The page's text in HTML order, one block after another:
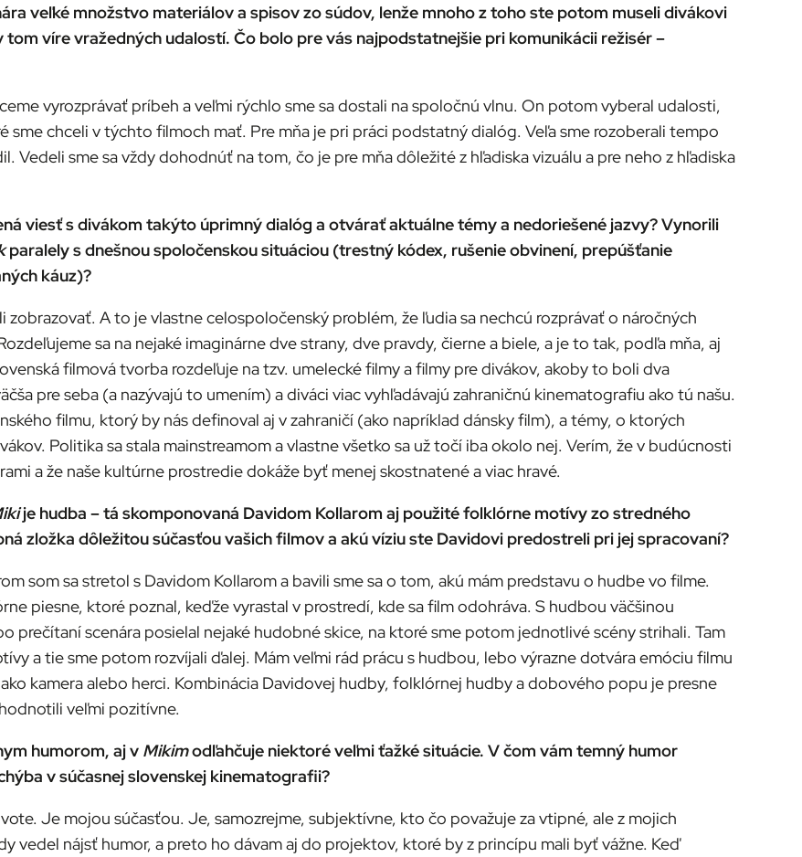
veľké množstvo materiálov a spisov zo súdov, lenže mnoho z toho ste potom museli divákovi
víre vražedných udalostí. Čo bolo pre vás najpodstatnejšie pri komunikácii režisér –
vyrozprávať príbeh a veľmi rýchlo sme sa dostali na spoločnú vlnu. On potom vyberal udalosti,
sme chceli v týchto filmoch mať. Pre mňa je pri práci podstatný dialóg. Veľa sme rozoberali tempo
Vedeli sme sa vždy dohodnúť na tom, čo je pre mňa dôležité z hľadiska vizuálu a pre neho z hľadiska
viesť s divákom takýto úprimný dialóg a otvárať aktuálne témy a nedoriešené jazvy? Vynorili
paralely s dnešnou spoločenskou situáciou (trestný kódex, rušenie obvinení, prepúšťanie
káuz)?
zobrazovať. A to je vlastne celospoločenský problém, že ľudia sa nechcú rozprávať o náročných
sa na nejaké imaginárne dve strany, dve pravdy, čierne a biele, a je to tak, podľa mňa, aj
filmová tvorba rozdeľuje na tzv. umelecké filmy a filmy pre divákov, akoby to boli dva
pre seba (a nazývajú to umením) a diváci viac vyhľadávajú zahraničnú kinematografiu ako tú našu.
filmu, ktorý by nás definoval aj v zahraničí (ako napríklad dánsky film), a témy, o ktorých
Politika sa stala mainstreamom a vlastne všetko sa už točí iba okolo nej. Verím, že v budúcnosti
a že naše kultúrne prostredie dokáže byť menej skostnatené a viac hravé.
je hudba – tá skomponovaná Davidom Kollarom aj použité folklórne motívy zo stredného
zložka dôležitou súčasťou vašich filmov a akú víziu ste Davidovi predostreli pri jej spracovaní?
som sa stretol s Davidom Kollarom a bavili sme sa o tom, akú mám predstavu o hudbe vo filme.
piesne, ktoré poznal, keďže vyrastal v prostredí, kde sa film odohráva. S hudbou väčšinou
prečítaní scenára posielal nejaké hudobné skice, na ktoré sme potom jednotlivé scény strihali. Tam
a tie sme potom rozvíjali ďalej. Mám veľmi rád prácu s hudbou, lebo výrazne dotvára emóciu filmu
kamera alebo herci. Kombinácia Davidovej hudby, folklórnej hudby a dobového popu je presne
veľmi pozitívne.
humorom, aj v Mikimodľahčuje niektoré veľmi ťažké situácie. V čom vám temný humor
v súčasnej slovenskej kinematografii?
Je mojou súčasťou. Je, samozrejme, subjektívne, kto čo považuje za vtipné, ale z mojich
vedel nájsť humor, a preto ho dávam aj do projektov, ktoré by z princípu mali byť vážne. Keď